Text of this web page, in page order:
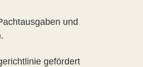
und
gefördert